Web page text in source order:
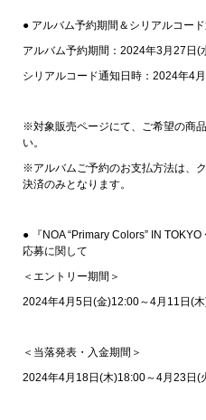
● アルバム予約期間＆シリアルコー
アルバム予約期間：2024年3月27日
シリアルコード通知日時：2024年4
※対象販売ページにて、ご希望の商
い。
※アルバムご予約のお支払方法は、
決済のみとなります。
● 『NOA “Primary Colors” IN
応募に関して
＜エントリー期間＞
2024年4月5日(金)12:00～4月11日(
＜当落発表・入金期間＞
2024年4月18日(木)18:00～4月23日(